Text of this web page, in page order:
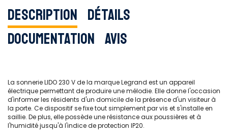
Description Détails
Documentation Avis
La sonnerie LIDO 230 V de la marque Legrand est un appareil
électrique permettant de produire une mélodie. Elle donne l'occasion
d'informer les résidents d'un domicile de la présence d'un visiteur à
la porte. Ce dispositif se fixe tout simplement par vis et s'installe en
saillie. De plus, elle possède une résistance aux poussières et à
l'humidité jusqu'à l'indice de protection IP20.